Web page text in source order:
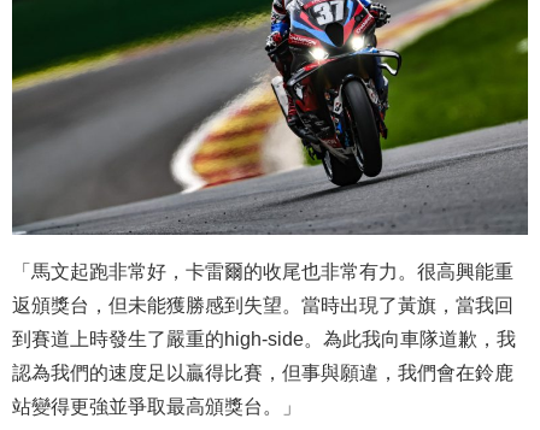
「馬文起跑非常好，卡雷爾的收尾也非常有力。很高興能重
返頒獎台，但未能獲勝感到失望。當時出現了黃旗，當我回
到賽道上時發生了嚴重的high-side。為此我向車隊道歉，我
認為我們的速度足以贏得比賽，但事與願違，我們會在鈴鹿
站變得更強並爭取最高頒獎台。」